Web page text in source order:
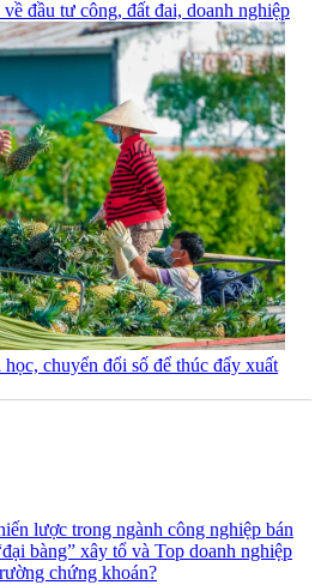
đầu tư công, đất đai, doanh nghiệp
chuyển đổi số để thúc đẩy xuất
lược trong ngành công nghiệp bán
bàng” xây tổ và Top doanh nghiệp
chứng khoán?